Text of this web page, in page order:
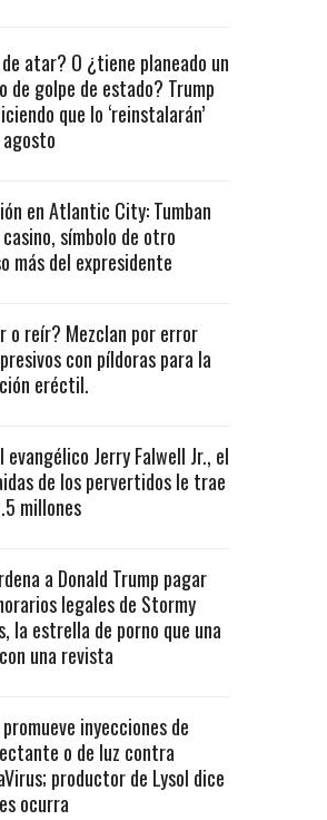
atar? O ¿tiene planeado un
de golpe de estado? Trump
que lo ‘reinstalarán’
en Atlantic City: Tumban
símbolo de otro
más del expresidente
o reír? Mezclan por error
con píldoras para la
eréctil.
evangélico Jerry Falwell Jr., el
de los pervertidos le trae
millones
a Donald Trump pagar
legales de Stormy
la estrella de porno que una
una revista
inyecciones de
o de luz contra
productor de Lysol dice
ocurra